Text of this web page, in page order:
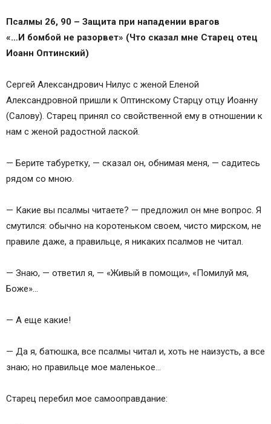
Псалмы 26, 90 – Защита при нападении врагов
«…И бомбой не разорвет» (Что сказал мне Старец отец
Иоанн Оптинский)
Сергей Александрович Нилус с женой Еленой
Александровной пришли к Оптинскому Старцу отцу Иоанну
(Салову). Старец принял со свойственной ему в отношении к
нам с женой радостной лаской.
— Берите табуретку, — сказал он, обнимая меня, — садитесь
рядом со мною.
— Какие вы псалмы читаете? — предложил он мне вопрос. Я
смутился: обычно на коротеньком своем, чисто мирском, не
правиле даже, а правильце, я никаких псалмов не читал.
— Знаю, — ответил я, — «Живый в помощи», «Помилуй мя,
Боже»…
— А еще какие!
— Да я, батюшка, все псалмы читал и, хоть не наизусть, а все
знаю; но правильце мое маленькое…
Старец перебил мое самооправдание: